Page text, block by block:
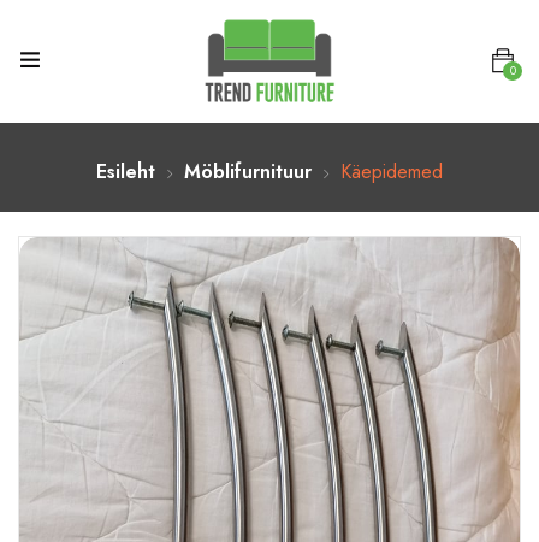
0
Esileht Möblifurnituur Käepidemed